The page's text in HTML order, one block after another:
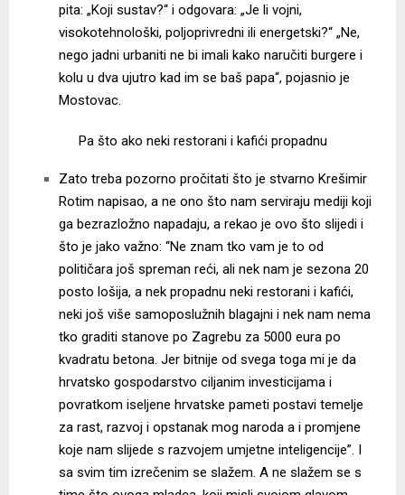
pita: „Koji sustav?“ i odgovara: „Je li vojni,
visokotehnološki, poljoprivredni ili energetski?“ „Ne,
nego jadni urbaniti ne bi imali kako naručiti burgere i
kolu u dva ujutro kad im se baš papa“, pojasnio je
Mostovac.
Pa što ako neki restorani i kafići propadnu
Zato treba pozorno pročitati što je stvarno Krešimir
Rotim napisao, a ne ono što nam serviraju mediji koji
ga bezrazložno napadaju, a rekao je ovo što slijedi i
što je jako važno: “Ne znam tko vam je to od
političara još spreman reći, ali nek nam je sezona 20
posto lošija, a nek propadnu neki restorani i kafići,
neki još više samoposlužnih blagajni i nek nam nema
tko graditi stanove po Zagrebu za 5000 eura po
kvadratu betona. Jer bitnije od svega toga mi je da
hrvatsko gospodarstvo ciljanim investicijama i
povratkom iseljene hrvatske pameti postavi temelje
za rast, razvoj i opstanak mog naroda a i promjene
koje nam slijede s razvojem umjetne inteligencije”. I
sa svim tim izrečenim se slažem. A ne slažem se s